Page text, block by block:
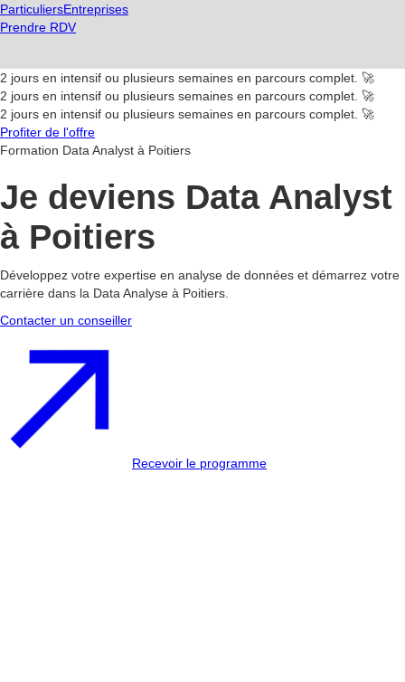
ParticuliersEntreprises
Prendre RDV
2 jours en intensif ou plusieurs semaines en parcours complet. 🚀
2 jours en intensif ou plusieurs semaines en parcours complet. 🚀
2 jours en intensif ou plusieurs semaines en parcours complet. 🚀
Profiter de l'offre
Formation Data Analyst à Poitiers
Je deviens Data Analyst
à Poitiers
Développez votre expertise en analyse de données et démarrez votre
carrière dans la Data Analyse à Poitiers.
Contacter un conseiller
Recevoir le programme